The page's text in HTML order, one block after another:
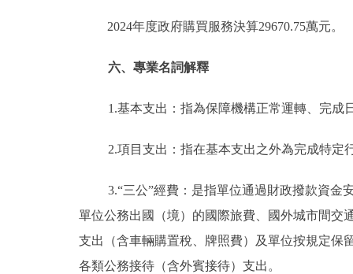
2024年度政府購買服務決算29670.75萬元。
六、專業名詞解釋
1.基本支出：指為保障機構正常運轉、完
2.項目支出：指在基本支出之外為完成特定
3.“三公”經費：是指單位通過財政撥款資
單位公務出國（境）的國際旅費、國外城市間交
支出（含車輛購置稅、牌照費）及單位按規定保
各類公務接待（含外賓接待）支出。